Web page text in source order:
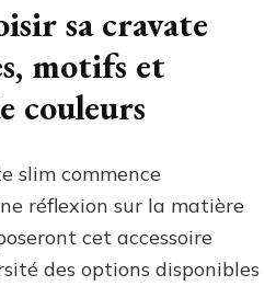
sa cravate
motifs et
couleurs
slim commence
réflexion sur la matière
cet accessoire
des options disponibles